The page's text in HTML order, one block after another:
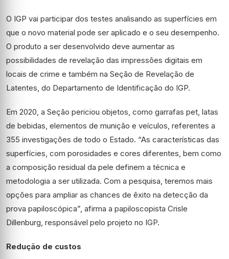
O IGP vai participar dos testes analisando as superfícies em
que o novo material pode ser aplicado e o seu desempenho.
O produto a ser desenvolvido deve aumentar as
possibilidades de revelação das impressões digitais em
locais de crime e também na Seção de Revelação de
Latentes, do Departamento de Identificação do IGP.
Em 2020, a Seção periciou objetos, como garrafas pet, latas
de bebidas, elementos de munição e veículos, referentes a
355 investigações de todo o Estado. “As características das
superfícies, com porosidades e cores diferentes, bem como
a composição residual da pele definem a técnica e
metodologia a ser utilizada. Com a pesquisa, teremos mais
opções para ampliar as chances de êxito na detecção da
prova papiloscópica”, afirma a papiloscopista Crisle
Dillenburg, responsável pelo projeto no IGP.
Redução de custos